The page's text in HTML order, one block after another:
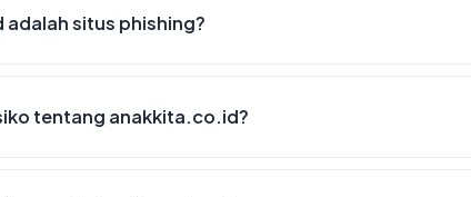
situs phishing?
tentang anakkita.co.id?